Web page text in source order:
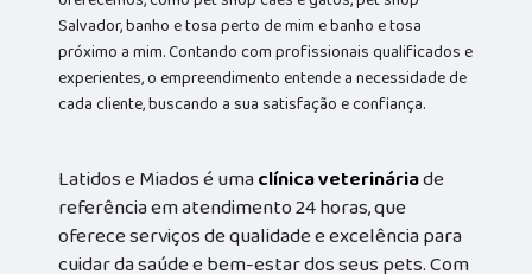
Salvador, banho e tosa perto de mim e banho e tosa
próximo a mim. Contando com profissionais qualificados e
experientes, o empreendimento entende a necessidade de
cada cliente, buscando a sua satisfação e confiança.
Latidos e Miados é umaclínica veterináriade
referência em atendimento 24 horas, que
oferece serviços de qualidade e excelência para
cuidar da saúde e bem-estar dos seus pets. Com